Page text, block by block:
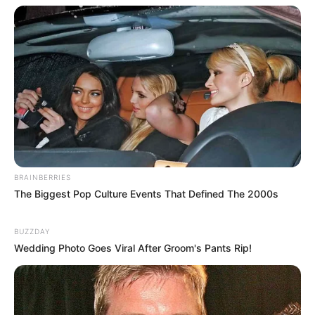
satisfaisante. Certes, l’opposition est plus relevée que lors
de ses dernières sorties. Toutefois, il affectionne cette piste
et la distance rallongée. Par conséquent, une surprise
reste possible.
JAGUAR DU LARGE (10) a montré des progrès lors de sa
course de rentrée. Ensuite, l’allongement de la distance
devrait servir ses intérêts. Malgré tout, sa marge demeure
limitée à ce niveau. Ainsi, il visera surtout une place
secondaire.
BRAINBERRIES
The Biggest Pop Culture Events That Defined The 2000s
BUZZDAY
Wedding Photo Goes Viral After Groom's Pants Rip!